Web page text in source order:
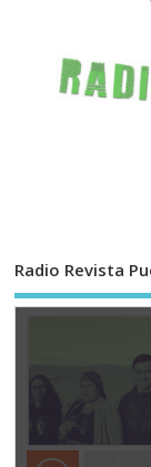
Radio Revista